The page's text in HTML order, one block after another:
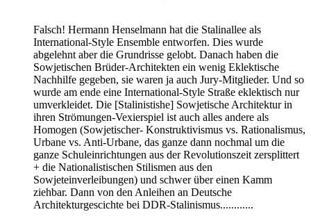
Falsch! Hermann Henselmann hat die Stalinallee als
International-Style Ensemble entworfen. Dies wurde
abgelehnt aber die Grundrisse gelobt. Danach haben die
Sowjetischen Brüder-Architekten ein wenig Eklektische
Nachhilfe gegeben, sie waren ja auch Jury-Mitglieder. Und so
wurde am ende eine International-Style Straße eklektisch nur
umverkleidet. Die [Stalinistishe] Sowjetische Architektur in
ihren Strömungen-Vexierspiel ist auch alles andere als
Homogen (Sowjetischer- Konstruktivismus vs. Rationalismus,
Urbane vs. Anti-Urbane, das ganze dann nochmal um die
ganze Schuleinrichtungen aus der Revolutionszeit zersplittert
+ die Nationalistischen Stilismen aus den
Sowjeteinverleibungen) und schwer über einen Kamm
ziehbar. Dann von den Anleihen an Deutsche
Architekturgescichte bei DDR-Stalinismus............